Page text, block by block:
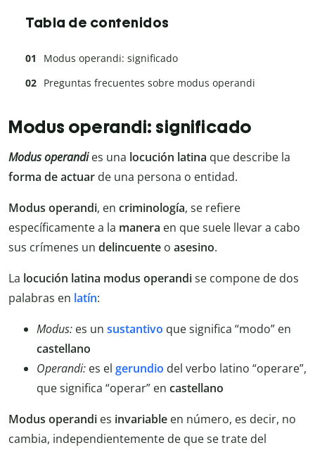
Tabla de contenidos
Modus operandi: significado
Preguntas frecuentes sobre modus operandi
Modus operandi: significado
Modus operandies una locución latina que describe la
forma de actuar de una persona o entidad.
Modus operandi, en criminología, se refiere
específicamente a la manera en que suele llevar a cabo
sus crímenes un delincuente o asesino.
La locución latina modus operandise compone de dos
palabras en latín:
Modus: es un sustantivo que significa “modo” en
castellano
Operandi: es el gerundio del verbo latino “operare”,
que significa “operar” en castellano
Modus operandi es invariable en número, es decir, no
cambia, independientemente de que se trate del